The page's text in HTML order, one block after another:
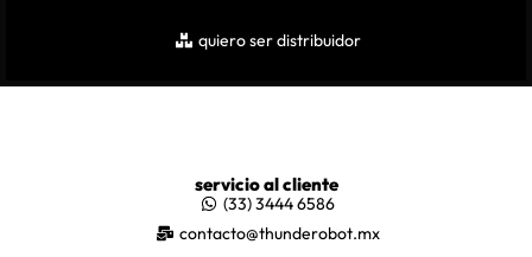
quiero ser distribuidor
servicio al cliente
(33) 3444 6586
contacto@thunderobot.mx